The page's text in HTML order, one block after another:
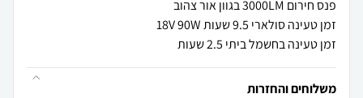
זמן טעינה בחשמל ביתי 2.5 שעות
משלוחים והחזרות